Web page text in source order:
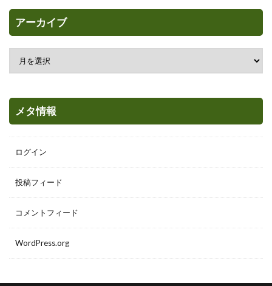
アーカイブ
メタ情報
ログイン
投稿フィード
コメントフィード
WordPress.org